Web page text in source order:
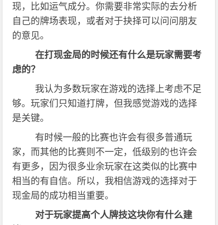
现，比如运气成分。你需要非常实际的去分析
自己的牌场表现，或者对于抉择可以问问朋友
的意见。
在打现金局的时候还有什么是玩家需要考
虑的？
我认为多数玩家在游戏的选择上考虑不足
够。玩家们只知道打牌，但我感觉游戏的选择
是关键。
有时候一般的比赛也许会有很多普通玩
家，而其他的比赛则不一定，低级别的也许会
有更多，因为很多业余玩家在这类似的比赛中
相当的有自信。所以，我相信游戏的选择对于
现金局的成功相当重要。
对于玩家提高个人牌技这块你有什么建